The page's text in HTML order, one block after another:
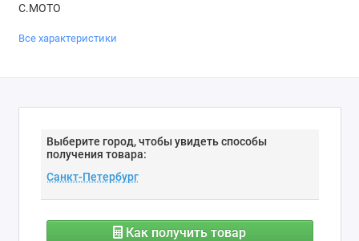
С.МОТО
Все характеристики
Выберите город, чтобы увидеть способы
получения товара:
Как получить товар